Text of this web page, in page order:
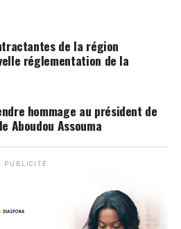
de la région
réglementation de la
hommage au président de
Aboudou Assouma
PUBLICITÉ